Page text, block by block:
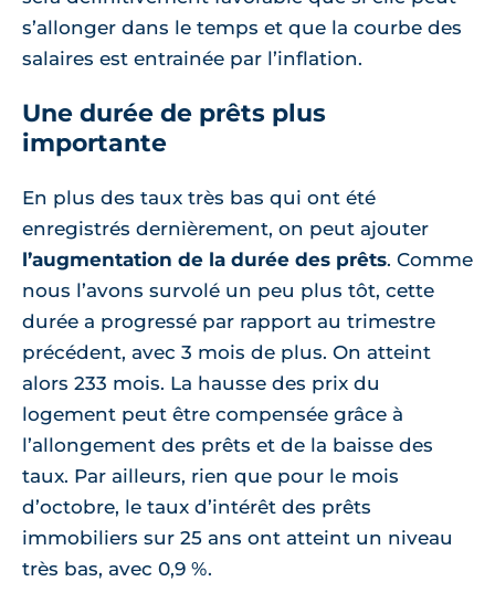
s’allonger dans le temps et que la courbe des
salaires est entrainée par l’inflation.
Une durée de prêts plus
importante
En plus des taux très bas qui ont été
enregistrés dernièrement, on peut ajouter
l’augmentation de la durée des prêts. Comme
nous l’avons survolé un peu plus tôt, cette
durée a progressé par rapport au trimestre
précédent, avec 3 mois de plus. On atteint
alors 233 mois. La hausse des prix du
logement peut être compensée grâce à
l’allongement des prêts et de la baisse des
taux. Par ailleurs, rien que pour le mois
d’octobre, le taux d’intérêt des prêts
immobiliers sur 25 ans ont atteint un niveau
très bas, avec 0,9 %.